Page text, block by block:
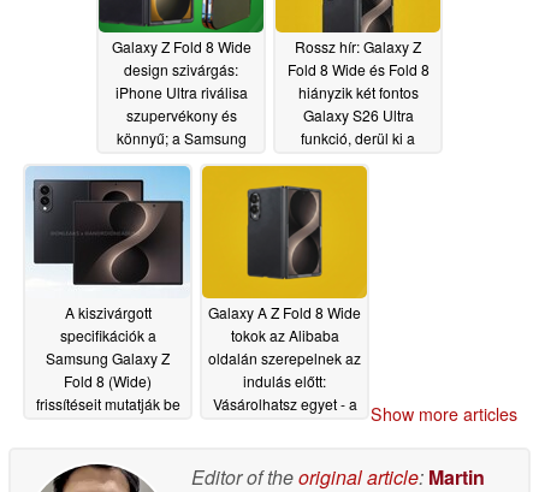
Galaxy Z Fold 8 Wide
design szivárgás:
iPhone Ultra riválisa
szupervékony és
könnyű; a Samsung
Apple győzzön
05/22/2026
Rossz hír: Galaxy Z
Fold 8 Wide és Fold 8
hiányzik két fontos
Galaxy S26 Ultra
funkció, derül ki a
A kiszivárgott
specifikációk a
Samsung Galaxy Z
Fold 8 (Wide)
frissítéseit mutatják be
Galaxy A Z Fold 8 Wide
tokok az Alibaba
oldalán szerepelnek az
indulás előtt:
Vásárolhatsz egyet - a
ebben05/10/2026
Show more articles
Editor of theoriginal article: Martin